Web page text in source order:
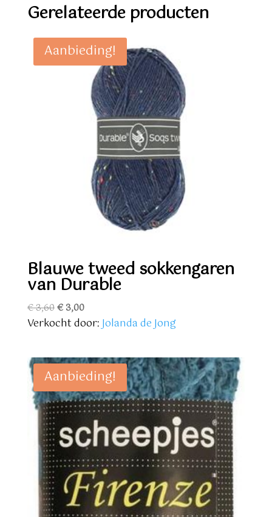
Gerelateerde producten
Aanbieding!
Blauwe tweed sokkengaren
van Durable
€3,60Oorspronkelijke
prijs
€3,00Huidige
prijs
Verkocht door:Jolanda de Jong
Aanbieding!